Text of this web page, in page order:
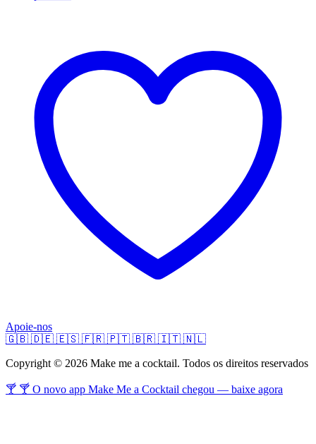
Apoie-nos
🇬🇧 🇩🇪 🇪🇸 🇫🇷 🇵🇹 🇧🇷 🇮🇹 🇳🇱
Copyright © 2026 Make me a cocktail. Todos os direitos reservados
🍸 🍸 O novo app Make Me a Cocktail chegou — baixe agora